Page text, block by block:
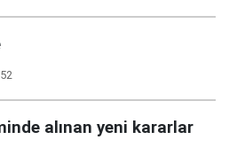
alınan yeni kararlar